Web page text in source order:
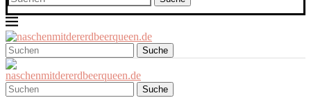
Suche
Suche